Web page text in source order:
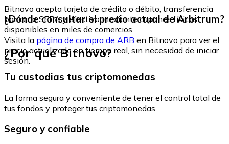
Bitnovo acepta tarjeta de crédito o débito, transferencia
bancaria SEPA y efectivo mediante cupones físicos
disponibles en miles de comercios.
¿Dónde consultar el precio actual de Arbitrum?
Visita la página de compra de ARB en Bitnovo para ver el
precio actualizado en tiempo real, sin necesidad de iniciar
sesión.
¿Por qué Bitnovo?
Tu custodias tus criptomonedas
La forma segura y conveniente de tener el control total de
tus fondos y proteger tus criptomonedas.
Seguro y confiable